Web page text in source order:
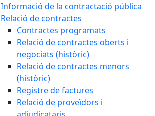
Informació de la contractació pública
Relació de contractes
Contractes programats
Relació de contractes oberts i
negociats (històric)
Relació de contractes menors
(històric)
Registre de factures
Relació de proveïdors i